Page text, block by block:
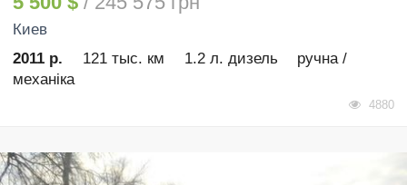
Киев
2011 р.
121 тыс. км 1.2 л. дизель
ручна /
механіка
4880